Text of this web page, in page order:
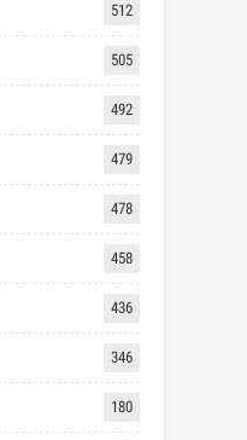
512
505
492
479
478
458
436
346
180